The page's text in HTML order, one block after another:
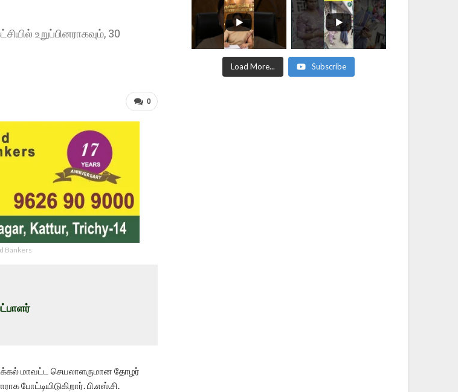
உறுப்பினராகவும், 30
0
Bankers
மாவட்ட செயலாளருமான தோழர்
பி.எஸ்.சி.
Load More... Subscribe